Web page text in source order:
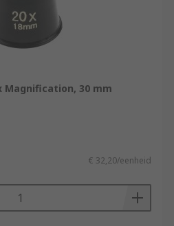
Magnification, 30 mm
€ 32,20/eenheid